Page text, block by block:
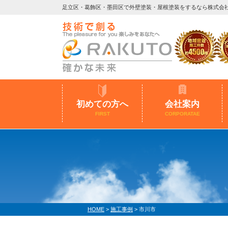
足立区・葛飾区・墨田区で外壁塗装・屋根塗装をするなら株式会
初めての方へ
FIRST
会社案内
CORPORATAE
HOME > 施工事例 > 市川市